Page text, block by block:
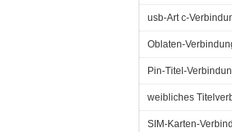
usb-Art c-
Oblaten-
Pin-Titel-
weibliches
SIM-Karten-